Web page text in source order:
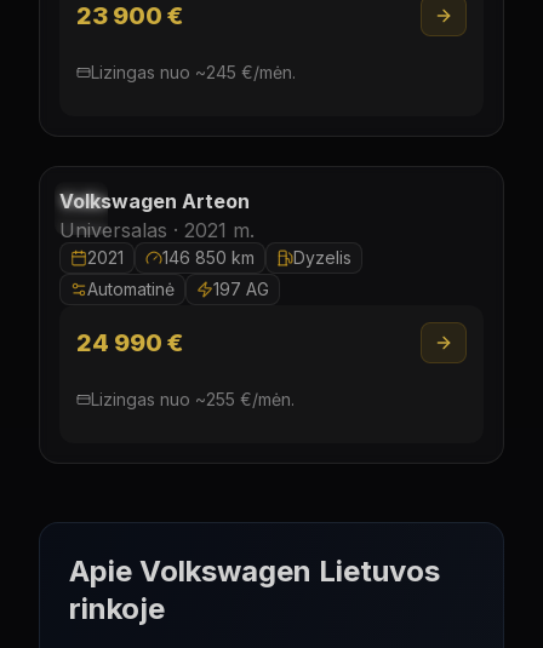
23 900 €
Lizingas nuo ~245 €/mėn.
Volkswagen Arteon
Universalas · 2021 m.
2021 146 850 km
Dyzelis
Automatinė
197 AG
24 990 €
Lizingas nuo ~255 €/mėn.
Apie Volkswagen Lietuvos
rinkoje